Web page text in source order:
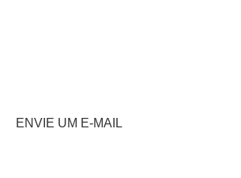
ENVIE UM E-MAIL